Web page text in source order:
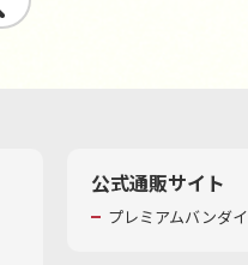
公式通販サイト
プレミアムバンダイ